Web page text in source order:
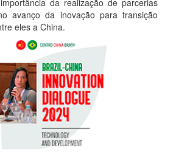
avanço da inovação para transição
eles a China.